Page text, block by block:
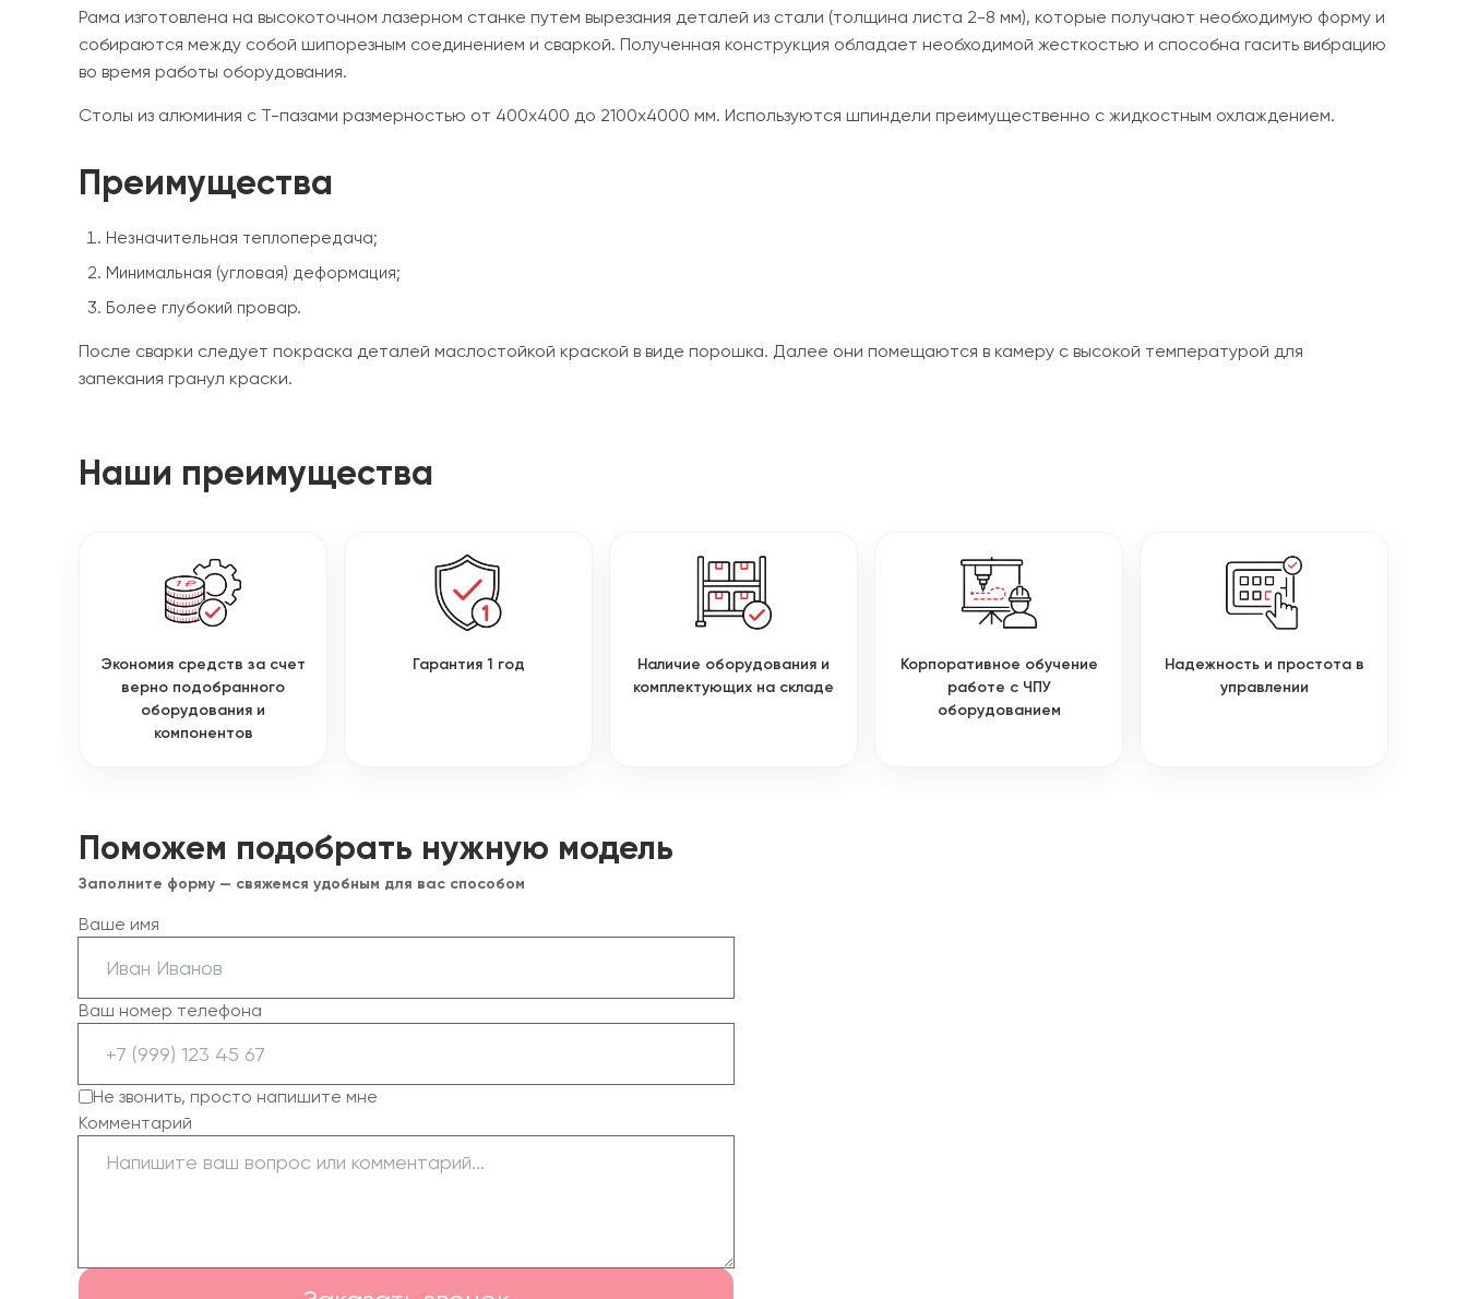
Рама изготовлена на высокоточном лазерном станке путем вырезания деталей из стали (толщина листа 2-8 мм), которые получают необходимую форму и
собираются между собой шипорезным соединением и сваркой. Полученная конструкция обладает необходимой жесткостью и способна гасить вибрацию
во время работы оборудования.
Столы из алюминия с Т-пазами размерностью от 400х400 до 2100х4000 мм. Используются шпиндели преимущественно с жидкостным охлаждением.
Преимущества
Незначительная теплопередача;
Минимальная (угловая) деформация;
Более глубокий провар.
После сварки следует покраска деталей маслостойкой краской в виде порошка. Далее они помещаются в камеру с высокой температурой для
запекания гранул краски.
Наши преимущества
Экономия средств за счет
верно подобранного
оборудования и
компонентов
Гарантия 1 год
Наличие оборудования и
комплектующих на складе
Корпоративное обучение
работе с ЧПУ
оборудованием
Надежность и простота в
управлении
Поможем подобрать нужную модель
Заполните форму — свяжемся удобным для вас способом
Ваше имя
Ваш номер телефона
Не звонить, просто напишите мне
Комментарий